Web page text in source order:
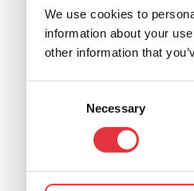
We use cookies to
information about your
other information that
Necessary
Ända
artiklar
och med